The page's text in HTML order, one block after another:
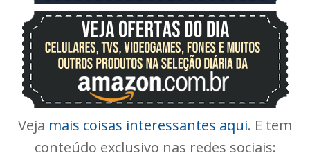
Veja mais coisas interessantes aqui. E tem
conteúdo exclusivo nas redes sociais: